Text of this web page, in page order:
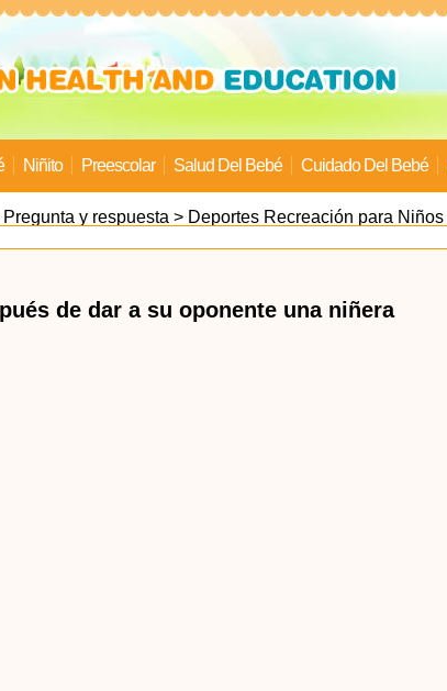
Niñito Preescolar Salud Del Bebé Cuidado Del Bebé
Pregunta y respuesta > Deportes Recreación para Niños
de dar a su oponente una niñera